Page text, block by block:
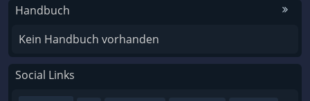
Handbuch
Kein Handbuch vorhanden
Social Links